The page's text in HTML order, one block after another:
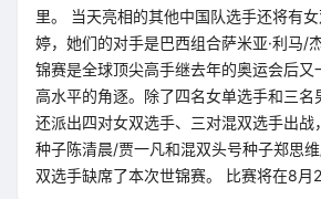
里。 当天亮相的其他中国队选手还将有
婷，她们的对手是巴西组合萨米亚·利马/
锦赛是全球顶尖高手继去年的奥运会后又
高水平的角逐。除了四名女单选手和三名
还派出四对女双选手、三对混双选手出战
种子陈清晨/贾一凡和混双头号种子郑思
双选手缺席了本次世锦赛。 比赛将在8月